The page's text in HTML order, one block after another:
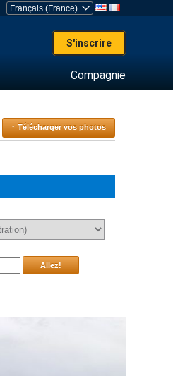
S'inscrire
Compagnie
↑ Télécharger vos photos
Allez!